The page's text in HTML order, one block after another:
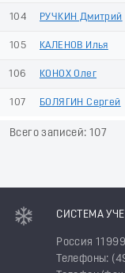
104 РУЧКИН Дмитрий
105 КАЛЕНОВ Илья
106 КОНОХ Олег
107 БОЛЯГИН Сергей
Всего записей: 107
СИСТЕМА
Россия
Телефоны: